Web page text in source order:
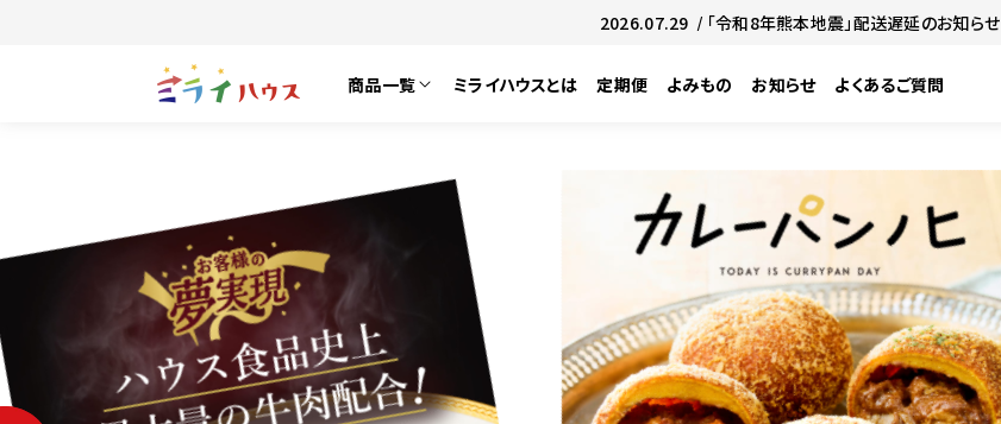
2026.07.29 / 「令和8年熊本地震」配送遅延のお知らせ
商品一覧 ミライハウスとは 定期便 よみもの お知らせ よくあるご質問